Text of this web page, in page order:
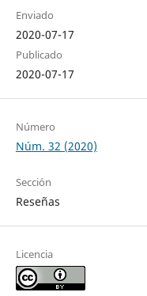
Enviado
2020-07-17
Publicado
2020-07-17
Número
Núm. 32 (2020)
Sección
Reseñas
Licencia